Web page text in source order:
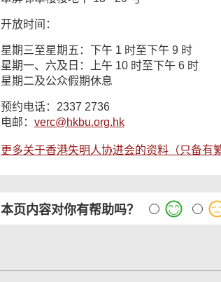
开放时间：
星期三至星期五：下午 1 时至下午 9 时
星期一、六及日：上午 10 时至下午 6 时
星期二及公众假期休息
预约电话：2337 2736
电邮： verc@hkbu.org.hk
更多关于香港失明人协进会的资料（只备有
本页内容对你有帮助吗？